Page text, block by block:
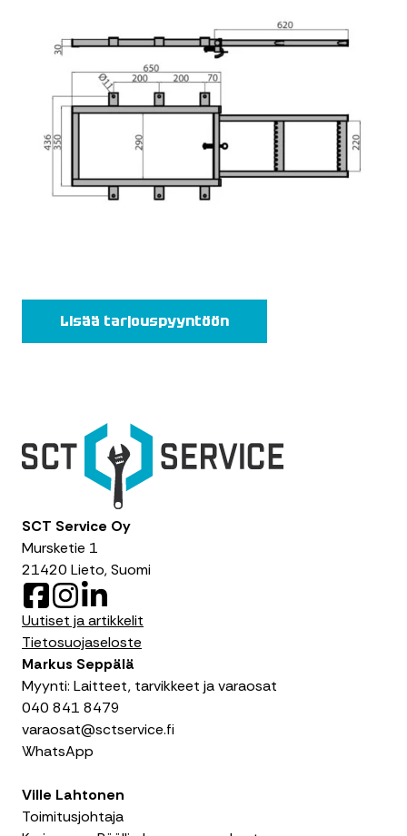
Lisää tarjouspyyntöön
SCT Service Oy
Mursketie 1
21420 Lieto, Suomi
F
a
e
o
k
n
s
t
g
a
m
i
n
k
d
Uutiset ja artikkelit
Tietosuojaseloste
Markus Seppälä
Myynti: Laitteet, tarvikkeet ja varaosat
040 841 8479
varaosat@sctservice.fi
WhatsApp
Ville Lahtonen
Toimitusjohtaja